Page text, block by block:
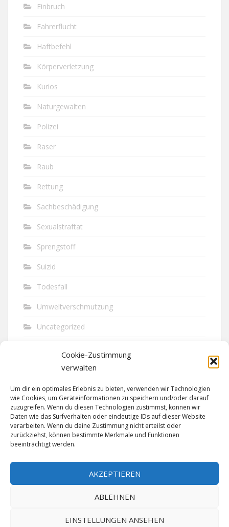
Cookie-Zustimmung
verwalten
Um dir ein optimales Erlebnis zu bieten, verwenden wir Technologien
wie Cookies, um Geräteinformationen zu speichern und/oder darauf
zuzugreifen. Wenn du diesen Technologien zustimmst, können wir
Daten wie das Surfverhalten oder eindeutige IDs auf dieser Website
verarbeiten. Wenn du deine Zustimmung nicht erteilst oder
zurückziehst, können bestimmte Merkmale und Funktionen
beeinträchtigt werden.
AKZEPTIEREN
ABLEHNEN
EINSTELLUNGEN ANSEHEN
Einbruch
Fahrerflucht
Haftbefehl
Körperverletzung
Kurios
Naturgewalten
Polizei
Raser
Raub
Rettung
Sachbeschädigung
Sexualstraftat
Sprengstoff
Suizid
Todesfall
Umweltverschmutzung
Uncategorized
Vandalismus
Verkehr
Verkehrsunfall
Vermisst
Waffen